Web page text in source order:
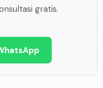
gratis.